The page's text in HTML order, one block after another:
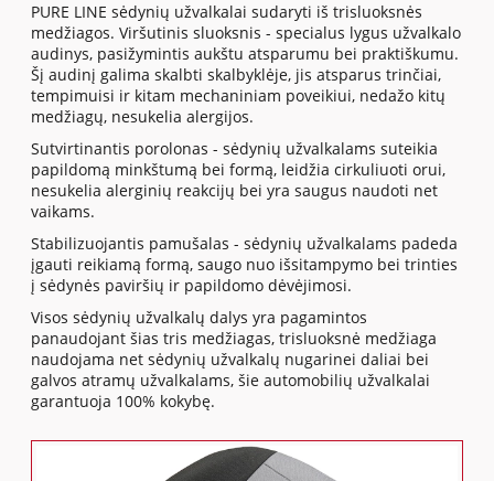
PURE LINE sėdynių užvalkalai sudaryti iš trisluoksnės
medžiagos. Viršutinis sluoksnis - specialus lygus užvalkalo
audinys, pasižymintis aukštu atsparumu bei praktiškumu.
Šį audinį galima skalbti skalbyklėje, jis atsparus trinčiai,
tempimuisi ir kitam mechaniniam poveikiui, nedažo kitų
medžiagų, nesukelia alergijos.
Sutvirtinantis porolonas - sėdynių užvalkalams suteikia
papildomą minkštumą bei formą, leidžia cirkuliuoti orui,
nesukelia alerginių reakcijų bei yra saugus naudoti net
vaikams.
Stabilizuojantis pamušalas - sėdynių užvalkalams padeda
įgauti reikiamą formą, saugo nuo išsitampymo bei trinties
į sėdynės paviršių ir papildomo dėvėjimosi.
Visos sėdynių užvalkalų dalys yra pagamintos
panaudojant šias tris medžiagas, trisluoksnė medžiaga
naudojama net sėdynių užvalkalų nugarinei daliai bei
galvos atramų užvalkalams, šie automobilių užvalkalai
garantuoja 100% kokybę.